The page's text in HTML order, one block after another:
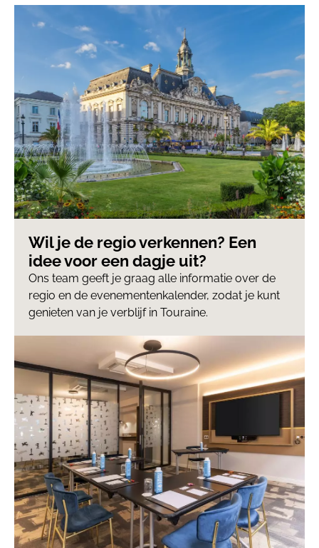
Wil je de regio verkennen? Een
idee voor een dagje uit?
Ons team geeft je graag alle informatie over de
regio en de evenementenkalender, zodat je kunt
genieten van je verblijf in Touraine.